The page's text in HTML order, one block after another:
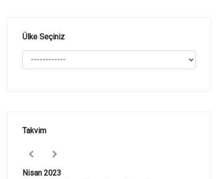
Ülke Seçiniz
Takvim
Nisan 2023